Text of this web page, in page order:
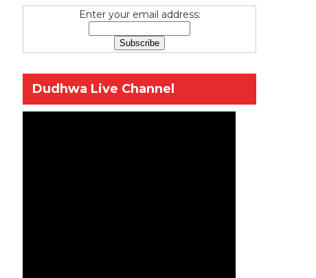
Enter your email address:
Dudhwa Live Channel